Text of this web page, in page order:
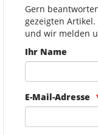
Gern
gezeigten
und wir melden
Ihr Name
E-Mail-Adresse